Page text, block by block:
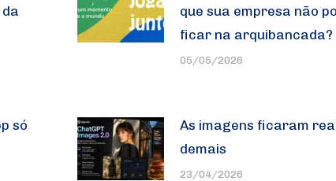
que sua empresa não
ficar na arquibancada?
05/05/2026
só
As imagens ficaram
demais
23/04/2026